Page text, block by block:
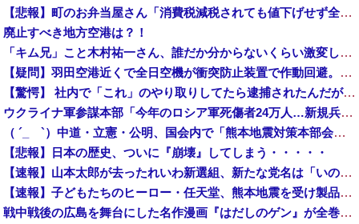
【悲報】町のお弁当屋さん「消費税減税されても値下げせず全て利益にする！」と宣言しネットで物議 → ｗｗｗｗｗｗｗｗｗｗｗｗｗｗ
廃止すべき地方空港は？！
「キム兄」こと木村祐一さん、誰だか分からないくらい激変してしまう・・・
【疑問】羽田空港近くで全日空機が衝突防止装置で作動回避。これで「ニアミスではない」ってマジ？
【驚愕】 社内で「これ」のやり取りしてたら逮捕されたんだがｗｗｗｗｗｗｗ
ウクライナ軍参謀本部「今年のロシア軍死傷者24万人…新規兵力の募集規模を上回る」！
（ ´_ゝ`）中道・立憲・公明、国会内で「熊本地震対策本部会議」各省庁からヒアリング・現地から意見聴取「パーティション、人手、宿泊施設の不足や、...
【悲報】日本の歴史、ついに『崩壊』してしまう・・・・・
【速報】山本太郎が去ったれいわ新選組、新たな党名は「いのちの党」 略称「いのち」
【速報】子どもたちのヒーロー・任天堂、熊本地震を受け製品修理は無償対応（災害救助法適用地域） 義援金5000万円寄付
戦中戦後の広島を舞台にした名作漫画『はだしのゲン』が全巻50％オフで買える激安セール開催！！このチャンスを見逃すな！！